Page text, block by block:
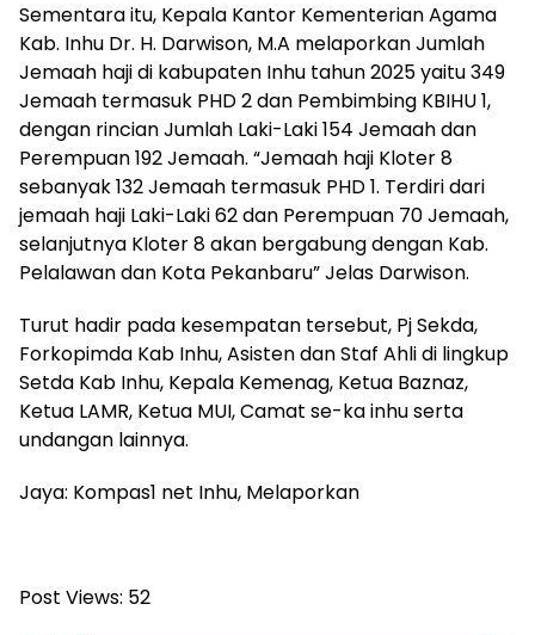
Sementara itu, Kepala Kantor Kementerian Agama
Kab. Inhu Dr. H. Darwison, M.A melaporkan Jumlah
Jemaah haji di kabupaten Inhu tahun 2025 yaitu 349
Jemaah termasuk PHD 2 dan Pembimbing KBIHU 1,
dengan rincian Jumlah Laki-Laki 154 Jemaah dan
Perempuan 192 Jemaah. “Jemaah haji Kloter 8
sebanyak 132 Jemaah termasuk PHD 1. Terdiri dari
jemaah haji Laki-Laki 62 dan Perempuan 70 Jemaah,
selanjutnya Kloter 8 akan bergabung dengan Kab.
Pelalawan dan Kota Pekanbaru” Jelas Darwison.
Turut hadir pada kesempatan tersebut, Pj Sekda,
Forkopimda Kab Inhu, Asisten dan Staf Ahli di lingkup
Setda Kab Inhu, Kepala Kemenag, Ketua Baznaz,
Ketua LAMR, Ketua MUI, Camat se-ka inhu serta
undangan lainnya.
Jaya: Kompas1 net Inhu, Melaporkan
Post Views: 52